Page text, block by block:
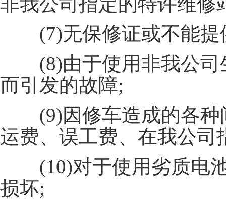
(7)无保修证或不能提
(8)由于使用非我公司
而引发的故障;
(9)因修车造成的各种
运费、误工费、在我公司
(10)对于使用劣质电池
损坏;